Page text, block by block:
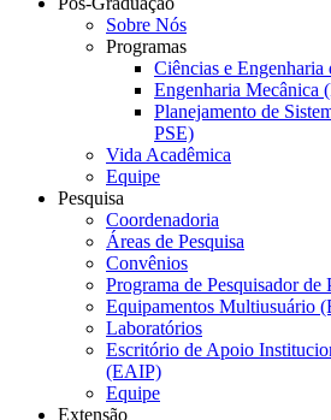
Sobre Nós
Programas
Ciências e
Engenharia Mecânica
Planejamento de
PSE)
Vida Acadêmica
Equipe
Pesquisa
Coordenadoria
Áreas de Pesquisa
Convênios
Programa de Pesquisador
Equipamentos Multiusuário
Laboratórios
Escritório de Apoio
(EAIP)
Equipe
Extensão